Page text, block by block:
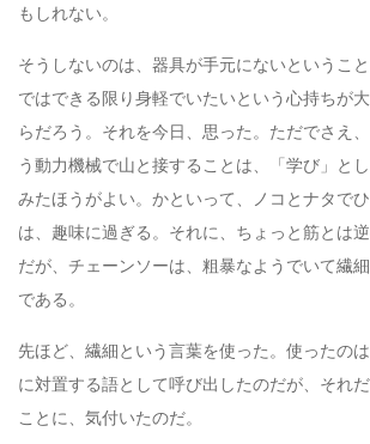
もしれない。
そうしないのは、器具が手元にないというこ
ではできる限り身軽でいたいという心持ちが
らだろう。それを今日、思った。ただでさえ
う動力機械で山と接することは、「学び」と
みたほうがよい。かといって、ノコとナタで
は、趣味に過ぎる。それに、ちょっと筋とは
だが、チェーンソーは、粗暴なようでいて繊
である。
先ほど、繊細という言葉を使った。使ったの
に対置する語として呼び出したのだが、それ
ことに、気付いたのだ。